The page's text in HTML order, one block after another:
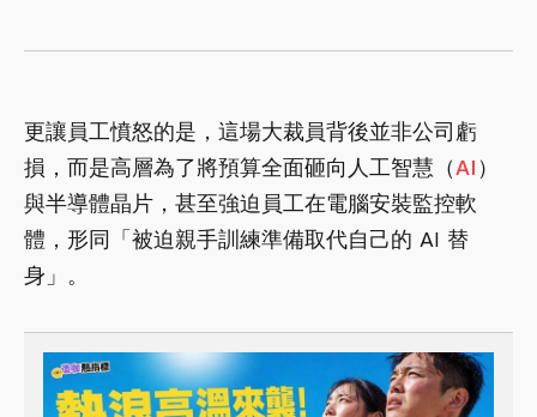
更讓員工憤怒的是，這場大裁員背後並非公司虧
損，而是高層為了將預算全面砸向人工智慧（AI ）
與半導體晶片，甚至強迫員工在電腦安裝監控軟
體，形同「被迫親手訓練準備取代自己的 AI 替
身」。